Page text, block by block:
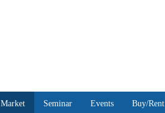
Market Seminar Events Buy/Rent